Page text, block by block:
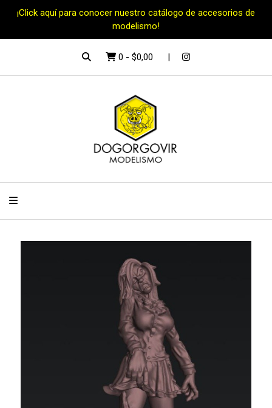
¡Click aquí para conocer nuestro catálogo de accesorios de
modelismo!
0 - $0,00